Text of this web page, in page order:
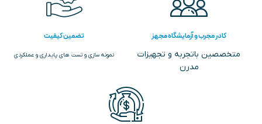
کادر مجرب و آزمایشگاه مجهز
متخصصین باتجربه و تجهیزات
مدرن
تضمین کیفیت
نمونه سازی و تست های پایداری و عملکردی